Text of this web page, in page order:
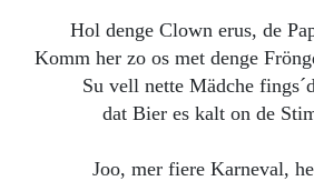
Hol denge Clown erus, de
Komm her zo os met denge
Su vell nette Mädche
dat Bier es kalt on de
Joo, mer fiere Karneval,